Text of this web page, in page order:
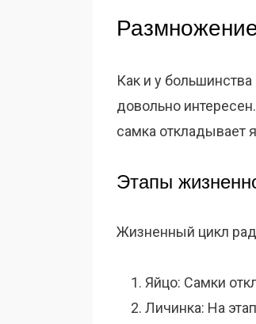
Как и у
довольно
самка откладывает
Этапы
Жизненный цикл
Яйцо: Самки
Личинка: На